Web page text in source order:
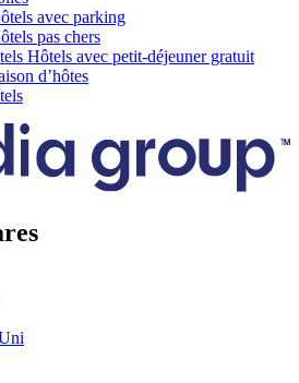
avec parking
pas chers
Hôtels avec petit-déjeuner gratuit
d’hôtes